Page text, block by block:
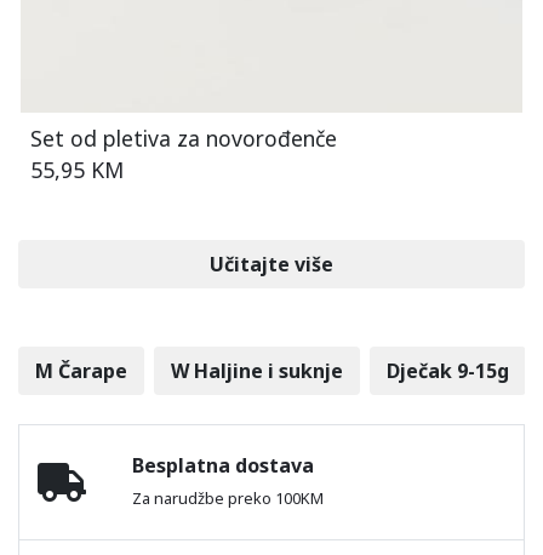
Set od pletiva za novorođenče
55,95 KM
Učitajte više
M Čarape W Haljine i suknje Dječak 9-15g
Besplatna dostava
Za narudžbe preko 100KM